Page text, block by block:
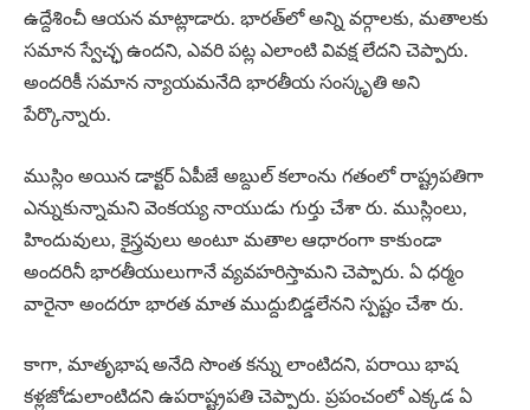
ఉద్దేశించీ ఆయన మాట్లాడారు. భారత్‌లో అన్ని వర్గాలకు, మతాలకు
సమాన స్వేచ్ఛ ఉందని, ఎవరి పట్ల ఎలాంటి వివక్ష లేదని చెప్పారు.
అందరికీ సమాన న్యాయమనేది భారతీయ సంస్కృతి అని
పేర్కొన్నారు.
ముస్లిం అయిన డాక్టర్‌ ఏపీజే అబ్దుల్‌ కలాంను గతంలో రాష్ట్రపతిగా
ఎన్నుకున్నామని వెంకయ్య నాయుడు గుర్తు చేశా రు. ముస్లింలు,
హిందువులు, కైస్త్రవులు అంటూ మతాల ఆధారంగా కాకుండా
అందరినీ భారతీయులుగానే వ్యవహరిస్తామని చెప్పారు. ఏ ధర్మం
వారైనా అందరూ భారత మాత ముద్దుబిడ్డలేనని స్పష్టం చేశా రు.
కాగా, మాతృభాష అనేది సొంత కన్ను లాంటిదని, పరాయి భాష
కళ్లజోడులాంటిదని ఉపరాష్ట్రపతి చెప్పారు. ప్రపంచంలో ఎక్కడ ఏ